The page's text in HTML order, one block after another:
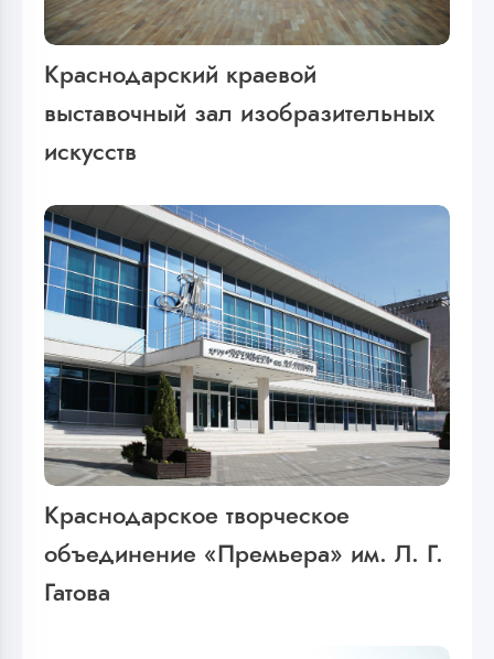
Краснодарский краевой
выставочный зал изобразительных
искусств
Краснодарское творческое
объединение «Премьера» им. Л. Г.
Гатова